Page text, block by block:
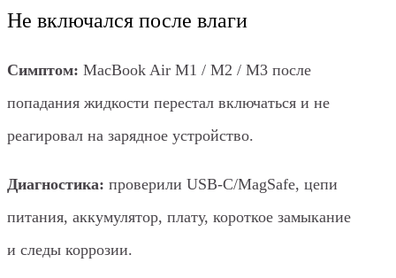
Не включался после влаги
Симптом: MacBook Air M1 / M2 / M3 после
попадания жидкости перестал включаться и не
реагировал на зарядное устройство.
Диагностика: проверили USB-C/MagSafe, цепи
питания, аккумулятор, плату, короткое замыкание
и следы коррозии.